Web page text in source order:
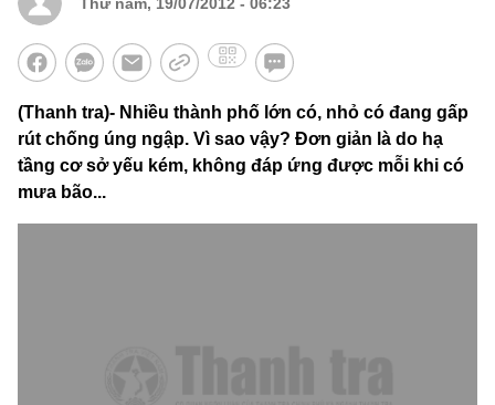
(Thanh tra)- Nhiều thành phố lớn có, nhỏ có đang gấp
rút chống úng ngập. Vì sao vậy? Đơn giản là do hạ
tầng cơ sở yếu kém, không đáp ứng được mỗi khi có
mưa bão...